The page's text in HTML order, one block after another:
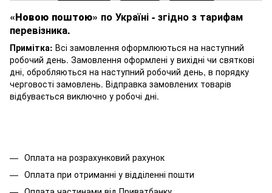
«Новою поштою» по Україні - згідно з тарифам
перевізника.
Примітка: Всі замовлення оформлюються на наступний
робочий день. Замовлення оформлені у вихідні чи святкові
дні, обробляються на наступний робочий день, в порядку
черговості замовлень. Відправка замовлених товарів
відбувається виключно у робочі дні.
Оплата на розрахунковий рахунок
Оплата при отриманні у відділенні пошти